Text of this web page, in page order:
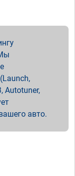
Autotuner,
авто.